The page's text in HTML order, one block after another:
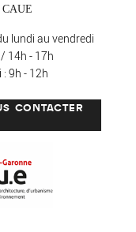
lundi au vendredi
14h - 17h
9h - 12h
CONTACTER